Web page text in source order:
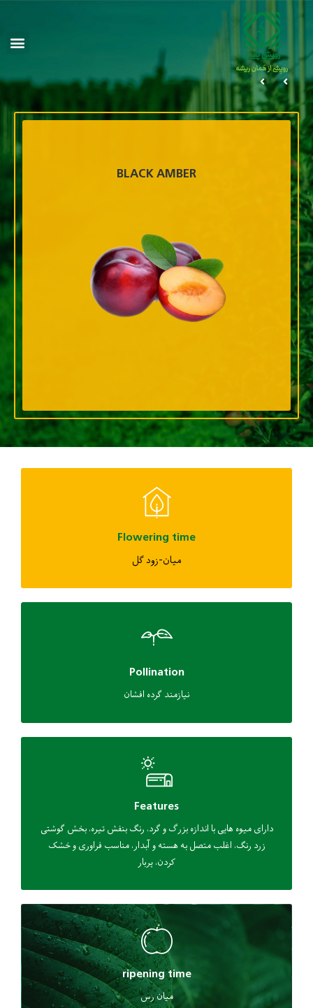
BLACK AMBER
Flowering time
میان-زود گل
Pollination
نیازمند گرده افشان
Features
دارای میوه هایی با اندازه بزرگ و گرد، رنگ بنفش تیره، بخش گوشتی
زرد رنگ، اغلب متصل به هسته و آبدار، مناسب فراوری و خشک
کردن، پربار
ripening time
میان رس